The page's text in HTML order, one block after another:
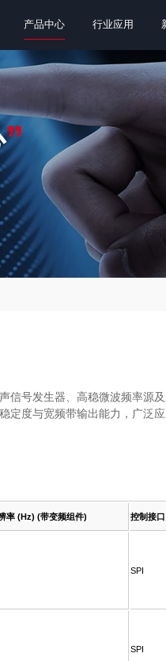
产品中心 行业应用
块
块
信号源
航空航天
公司新闻
”
信号发生器、高稳微波频率源
定度与宽频带输出能力，广泛
率 (Hz) (带变频组件) 控制接口
SPI